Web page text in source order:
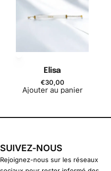
Elisa
€30,00
Ajouter au panier
SUIVEZ-NOUS
Rejoignez-nous sur les réseaux